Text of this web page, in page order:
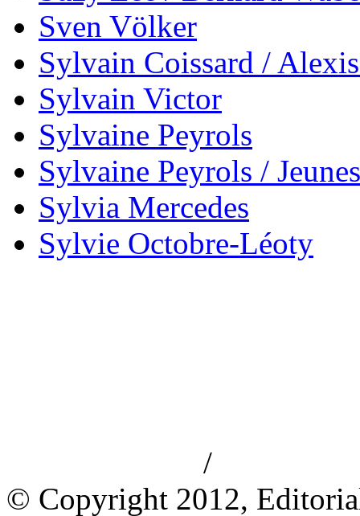
Sven Völker
Sylvain Coissard /
Sylvain Victor
Sylvaine Peyrols
Sylvaine Peyrols /
Sylvia Mercedes
Sylvie Octobre-Léoty
/
© Copyright 2012,